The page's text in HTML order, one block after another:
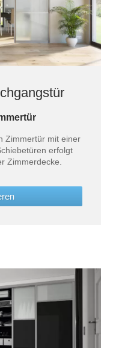
Zimmertür mit einer
erfolgt
Zimmerdecke.